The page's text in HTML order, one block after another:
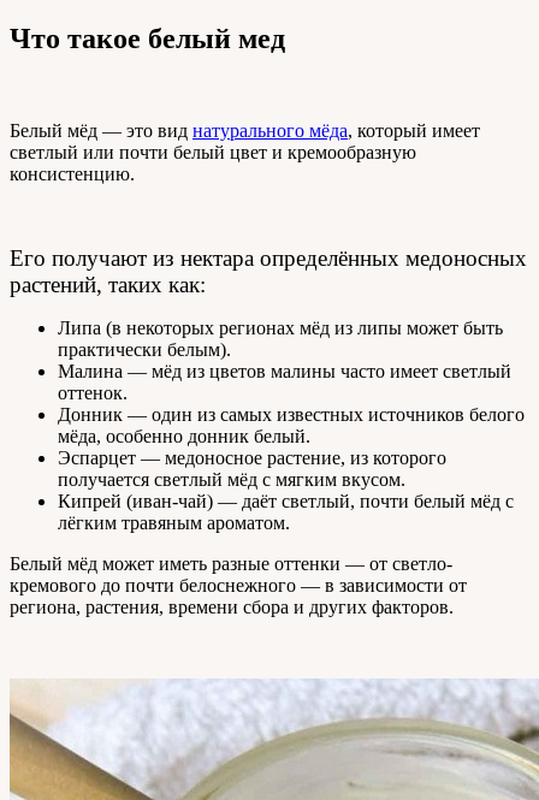
Что такое белый мед
Белый мёд — это вид натурального мёда, который имеет
светлый или почти белый цвет и кремообразную
консистенцию.
Его получают из нектара определённых медоносных
растений, таких как:
Липа (в некоторых регионах мёд из липы может быть
практически белым).
Малина — мёд из цветов малины часто имеет светлый
оттенок.
Донник — один из самых известных источников белого
мёда, особенно донник белый.
Эспарцет — медоносное растение, из которого
получается светлый мёд с мягким вкусом.
Кипрей (иван-чай) — даёт светлый, почти белый мёд с
лёгким травяным ароматом.
Белый мёд может иметь разные оттенки — от светло-
кремового до почти белоснежного — в зависимости от
региона, растения, времени сбора и других факторов.